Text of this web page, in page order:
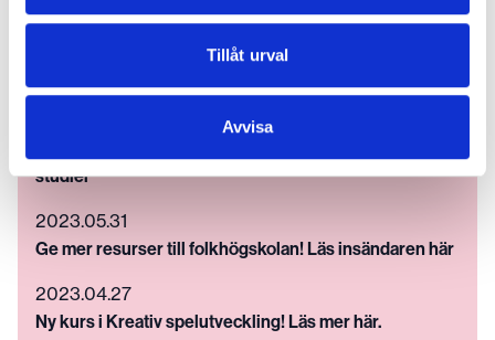
Tillåt urval
Avvisa
studier
2023.05.31
Ge mer resurser till folkhögskolan! Läs insändaren här
2023.04.27
Ny kurs i Kreativ spelutveckling! Läs mer här.